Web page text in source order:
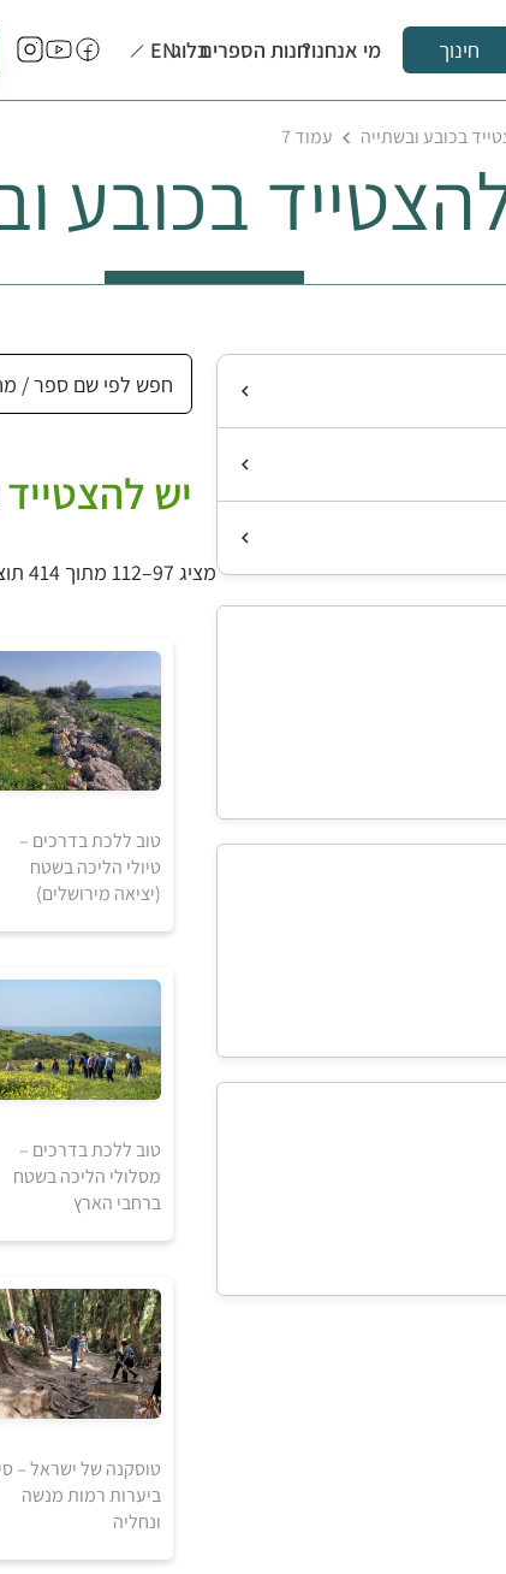
חינוך מי אנחנו?חנות הספריםבלוגEN
בכובע ובשתייה עמוד 7
בכובע
יש
מציג 97–112 מתוך 414 תוצאות
1
₪
1840
טוב ללכת בדרכים –
טיולי הליכה בשטח
(יציאה מירושלים)
1
₪
טוב ללכת בדרכים –
מסלולי הליכה בשטח
ברחבי הארץ
טוסקנה של ישראל –
ביערות רמות מנשה
ונחליה